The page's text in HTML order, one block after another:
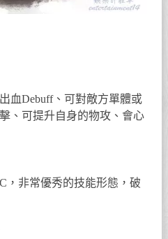
血Debuff、可對敵方單體或
、可提升自身的物攻、會心
，非常優秀的技能形態，破